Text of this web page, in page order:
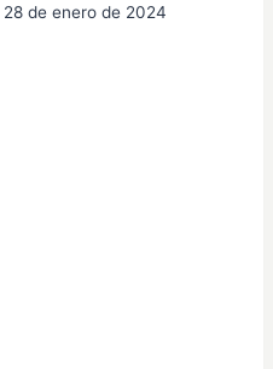
28 de enero de 2024